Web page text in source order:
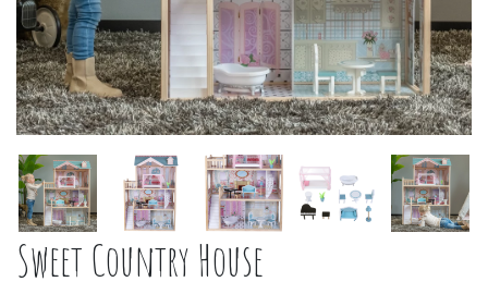
Sweet Country House